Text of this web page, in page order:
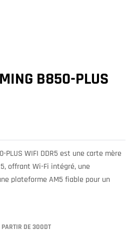
B850-PLUS
PLUS WIFI DDR5 est une carte mère
offrant Wi-Fi intégré, une
plateforme AM5 fiable pour un
PARTIR DE 300DT